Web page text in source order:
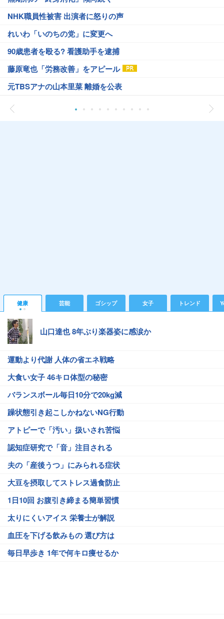
NHK職員性被害 出演者に怒りの声
れいわ「いのちの党」に変更へ
90歳患者を殴る? 看護助手を逮捕
藤原竜也「労務改善」をアピール
元TBSアナの山本里菜 離婚を公表
健康 芸能 ゴシップ 女子 トレンド
山口達也 8年ぶり楽器姿に感涙か
運動より代謝 人体の省エネ戦略
大食い女子 46キロ体型の秘密
バランスボール毎日10分で20kg減
躁状態引き起こしかねないNG行動
アトピーで「汚い」扱いされ苦悩
認知症研究で「音」注目される
夫の「産後うつ」にみられる症状
大豆を摂取してストレス過食防止
1日10回 お腹引き締まる簡単習慣
太りにくいアイス 栄養士が解説
血圧を下げる飲みもの 選び方は
毎日早歩き 1年で何キロ痩せるか